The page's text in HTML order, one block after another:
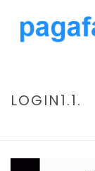
LOGIN1.1.